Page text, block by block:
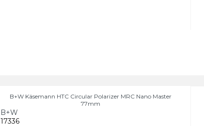
B+W Käsemann HTC Circular Polarizer MRC Nano Master
77mm
B+W
17336